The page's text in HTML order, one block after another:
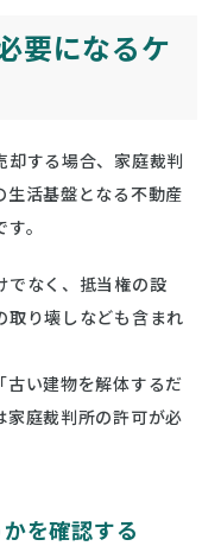
要になるケ
却する場合、家庭裁判
生活基盤となる不動産
。
でなく、抵当権の設
取り壊しなども含まれ
古い建物を解体するだ
家庭裁判所の許可が必
を確認する